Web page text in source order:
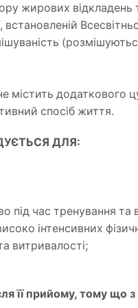
жирових
додаткового
спосіб життя.
ДЛЯ:
час тренування та
інтенсивних
витривалості;
її прийому, тому